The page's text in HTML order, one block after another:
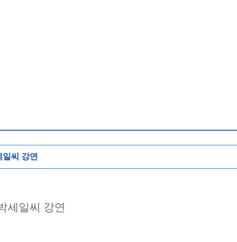
씨 강연
세일씨 강연